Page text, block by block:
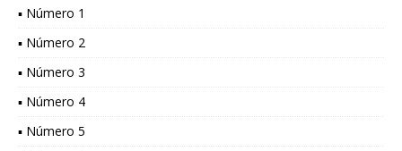
▪ Número 1
▪ Número 2
▪ Número 3
▪ Número 4
▪ Número 5